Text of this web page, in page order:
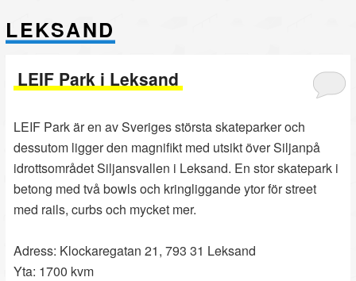
PRIMÄRT
INNEHÅLL
SEKUNDÄRT
INNEHÅLL
LEKSAND
LEIF Park i Leksand
LEIF Park är en av Sveriges största skateparker och
dessutom ligger den magnifikt med utsikt över Siljanpå
idrottsområdet Siljansvallen i Leksand. En stor skatepark i
betong med två bowls och kringliggande ytor för street
med rails, curbs och mycket mer.
Adress: Klockaregatan 21, 793 31 Leksand
Yta: 1700 kvm